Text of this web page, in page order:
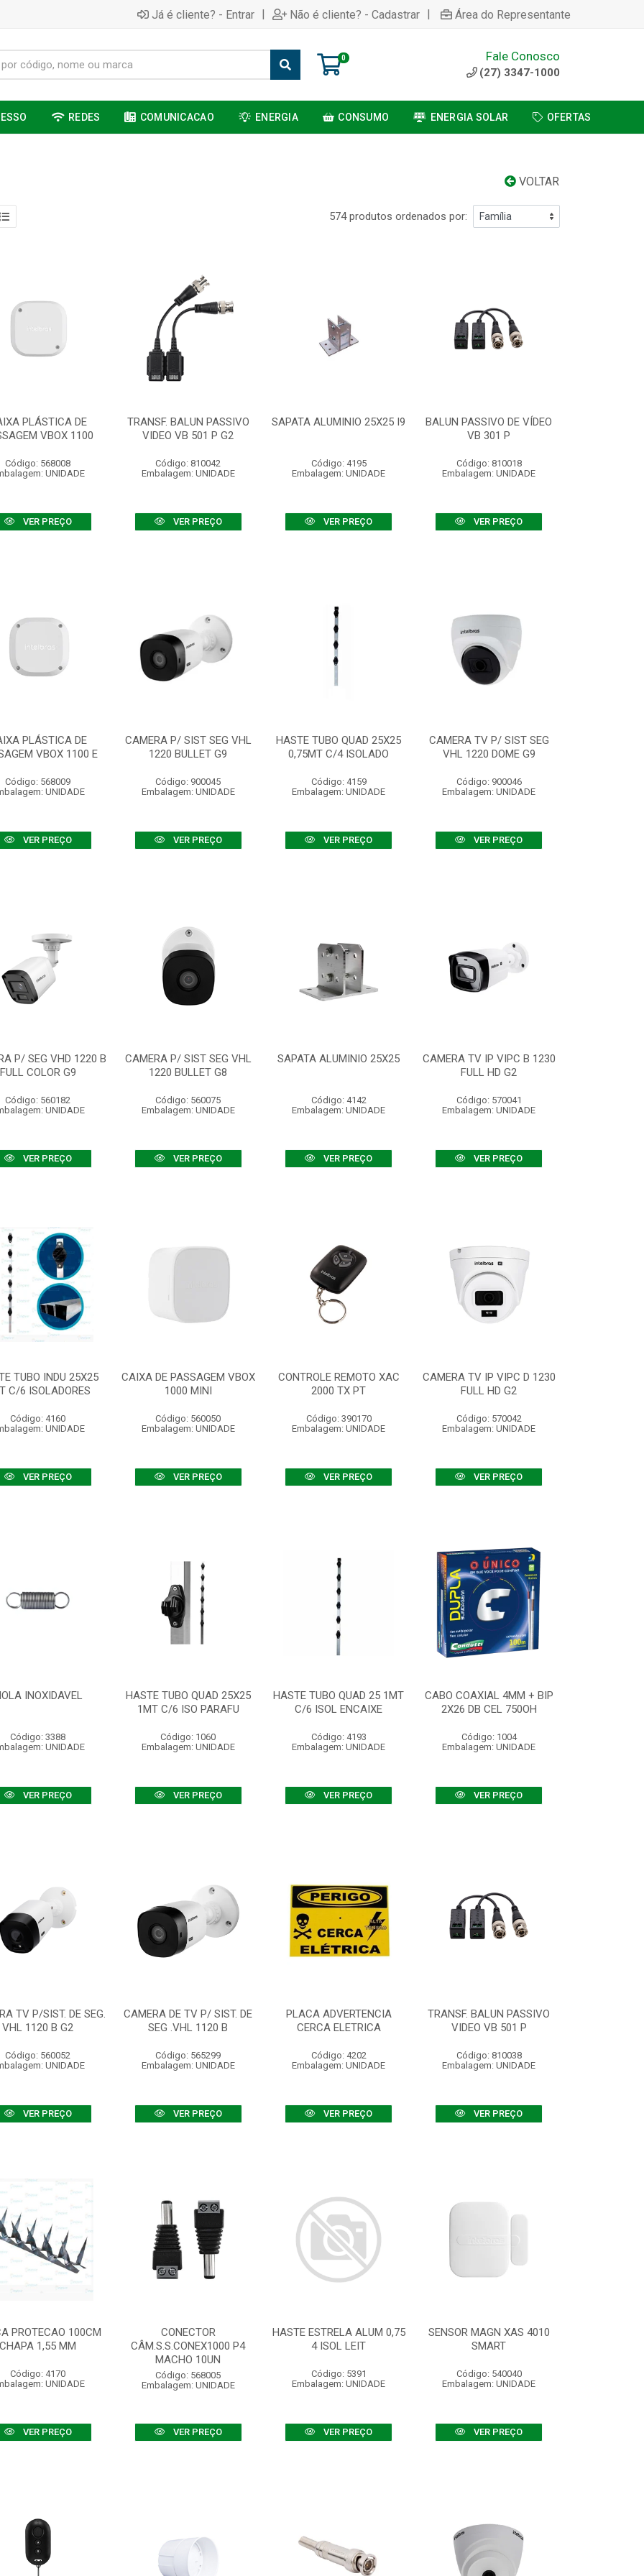
Já é cliente? - Entrar | Não é cliente? - Cadastrar | Área do Representante
0 Fale Conosco
(27) 3347-1000
REDES COMUNICACAO ENERGIA CONSUMO ENERGIA SOLAR OFERTAS
VOLTAR
574 produtos ordenados por:
PLÁSTICA DE
VBOX 1100
Código: 568008
UNIDADE
VER PREÇO
TRANSF. BALUN PASSIVO
VIDEO VB 501 P G2
Código: 810042
Embalagem: UNIDADE
VER PREÇO
SAPATA ALUMINIO 25X25 I9
Código: 4195
Embalagem: UNIDADE
VER PREÇO
BALUN PASSIVO DE VÍDEO
VB 301 P
Código: 810018
Embalagem: UNIDADE
VER PREÇO
PLÁSTICA DE
VBOX 1100 E
Código: 568009
UNIDADE
VER PREÇO
CAMERA P/ SIST SEG VHL
1220 BULLET G9
Código: 900045
Embalagem: UNIDADE
VER PREÇO
HASTE TUBO QUAD 25X25
0,75MT C/4 ISOLADO
Código: 4159
Embalagem: UNIDADE
VER PREÇO
CAMERA TV P/ SIST SEG
VHL 1220 DOME G9
Código: 900046
Embalagem: UNIDADE
VER PREÇO
P/ SEG VHD 1220 B
FULL COLOR G9
Código: 560182
UNIDADE
VER PREÇO
CAMERA P/ SIST SEG VHL
1220 BULLET G8
Código: 560075
Embalagem: UNIDADE
VER PREÇO
SAPATA ALUMINIO 25X25
Código: 4142
Embalagem: UNIDADE
VER PREÇO
CAMERA TV IP VIPC B 1230
FULL HD G2
Código: 570041
Embalagem: UNIDADE
VER PREÇO
TUBO INDU 25X25
C/6 ISOLADORES
Código: 4160
UNIDADE
VER PREÇO
CAIXA DE PASSAGEM VBOX
1000 MINI
Código: 560050
Embalagem: UNIDADE
VER PREÇO
CONTROLE REMOTO XAC
2000 TX PT
Código: 390170
Embalagem: UNIDADE
VER PREÇO
CAMERA TV IP VIPC D 1230
FULL HD G2
Código: 570042
Embalagem: UNIDADE
VER PREÇO
INOXIDAVEL
Código: 3388
UNIDADE
VER PREÇO
HASTE TUBO QUAD 25X25
1MT C/6 ISO PARAFU
Código: 1060
Embalagem: UNIDADE
VER PREÇO
HASTE TUBO QUAD 25 1MT
C/6 ISOL ENCAIXE
Código: 4193
Embalagem: UNIDADE
VER PREÇO
CABO COAXIAL 4MM + BIP
2X26 DB CEL 750OH
Código: 1004
Embalagem: UNIDADE
VER PREÇO
TV P/SIST. DE SEG.
VHL 1120 B G2
Código: 560052
UNIDADE
VER PREÇO
CAMERA DE TV P/ SIST. DE
SEG .VHL 1120 B
Código: 565299
Embalagem: UNIDADE
VER PREÇO
PLACA ADVERTENCIA
CERCA ELETRICA
Código: 4202
Embalagem: UNIDADE
VER PREÇO
TRANSF. BALUN PASSIVO
VIDEO VB 501 P
Código: 810038
Embalagem: UNIDADE
VER PREÇO
PROTECAO 100CM
CHAPA 1,55 MM
Código: 4170
UNIDADE
VER PREÇO
CONECTOR
CÂM.S.S.CONEX1000 P4
MACHO 10UN
Código: 568005
Embalagem: UNIDADE
VER PREÇO
HASTE ESTRELA ALUM 0,75
4 ISOL LEIT
Código: 5391
Embalagem: UNIDADE
VER PREÇO
SENSOR MAGN XAS 4010
SMART
Código: 540040
Embalagem: UNIDADE
VER PREÇO